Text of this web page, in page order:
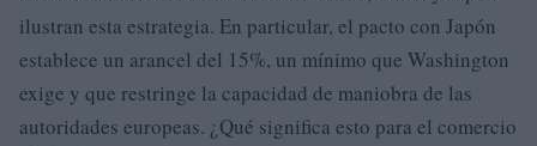
ilustran esta estrategia. En particular, el pacto con Japón
establece un arancel del 15%, un mínimo que Washington
exige y que restringe la capacidad de maniobra de las
autoridades europeas. ¿Qué significa esto para el comercio